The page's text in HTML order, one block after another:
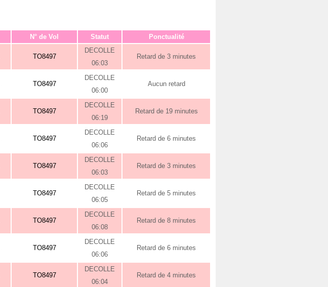
N° de Vol Statut Ponctualité
TO8497
DECOLLE
06:03
Retard de 3 minutes
TO8497
DECOLLE
06:00
Aucun retard
TO8497
DECOLLE
06:19
Retard de 19 minutes
TO8497
DECOLLE
06:06
Retard de 6 minutes
TO8497
DECOLLE
06:03
Retard de 3 minutes
TO8497
DECOLLE
06:05
Retard de 5 minutes
TO8497
DECOLLE
06:08
Retard de 8 minutes
TO8497
DECOLLE
06:06
Retard de 6 minutes
TO8497
DECOLLE
06:04
Retard de 4 minutes